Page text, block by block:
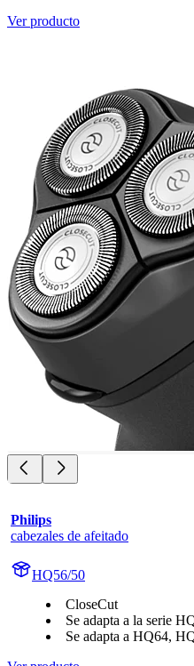
Ver producto
Philips
cabezales de afeitado
HQ56/50
CloseCut
Se adapta a la serie
Se adapta a HQ64,